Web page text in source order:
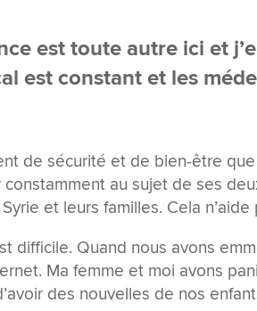
est toute autre ici et
est constant et les
de sécurité et de bien-être
constamment au sujet de ses
et leurs familles. Cela
difficile. Quand nous avons
Ma femme et moi avons
des nouvelles de nos